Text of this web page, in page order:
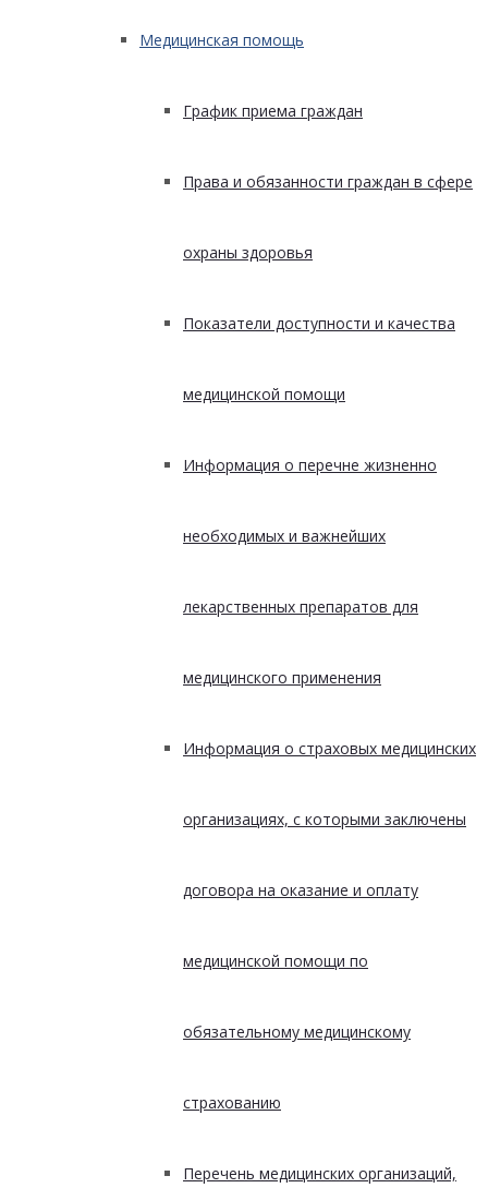
Медицинская помощь
График приема граждан
Права и обязанности граждан в сфере
охраны здоровья
Показатели доступности и качества
медицинской помощи
Информация о перечне жизненно
необходимых и важнейших
лекарственных препаратов для
медицинского применения
Информация о страховых медицинских
организациях, с которыми заключены
договора на оказание и оплату
медицинской помощи по
обязательному медицинскому
страхованию
Перечень медицинских организаций,